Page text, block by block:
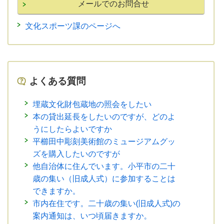
文化スポーツ課のページへ
よくある質問
埋蔵文化財包蔵地の照会をしたい
本の貸出延長をしたいのですが、どのよ
うにしたらよいですか
平櫛田中彫刻美術館のミュージアムグッ
ズを購入したいのですが
他自治体に住んでいます。小平市の二十
歳の集い（旧成人式）に参加することは
できますか。
市内在住です。二十歳の集い(旧成人式)の
案内通知は、いつ頃届きますか。